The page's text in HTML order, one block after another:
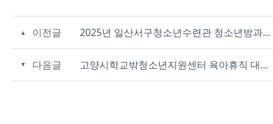
이전글 2025년 일산서구청소년수련관 청소년방과후아카데미 스토리텔링 강사 모집
다음글 고양시학교밖청소년지원센터 육아휴직 대체인력 기간제근로자 채용 면접결과 공고